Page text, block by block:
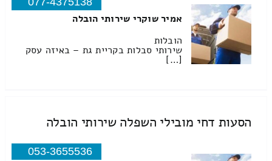
אמיר שוקרי שירותי הובלה
הובלות
שירותי סבלות בקריית גת – באיזה עסק
[…]
הסעות דחי מובילי השפלה שירותי הובלה
053-3655536